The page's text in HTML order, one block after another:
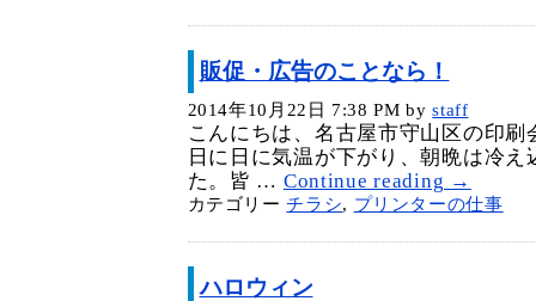
販促・広告のことなら！
2014年10月22日 7:38 PM by staff
こんにちは、名古屋市守山区の印
日に日に気温が下がり、朝晩は冷
た。皆 … Continue reading →
カテゴリーチラシ, プリンターの仕事
ハロウィン